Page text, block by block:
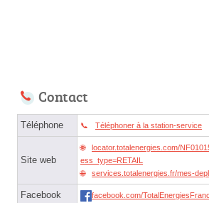
Contact
Téléphone Téléphoner à la station-service
Site web
locator.totalenergies.com/
ess_type=RETAIL
services.totalenergies.fr/mes-
Facebook facebook.com/